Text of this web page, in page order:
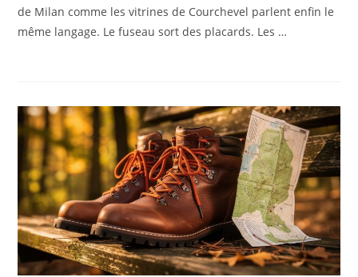
de Milan comme les vitrines de Courchevel parlent enfin le
même langage. Le fuseau sort des placards. Les …